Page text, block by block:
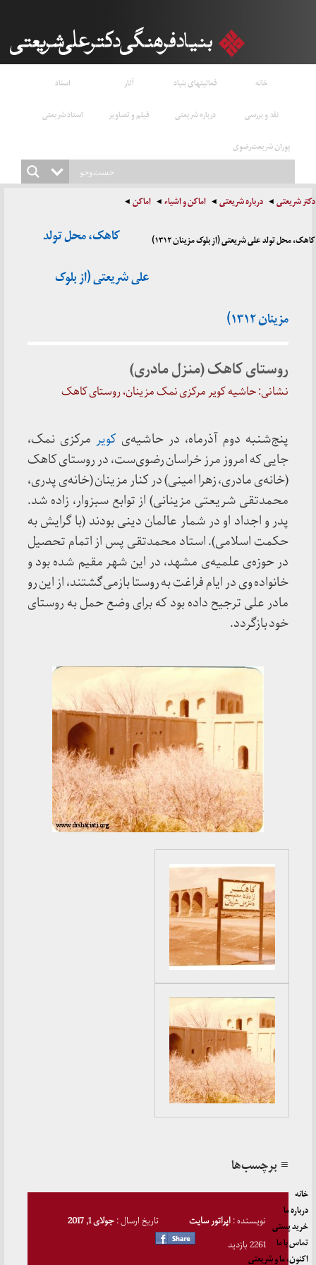
خانه فعالیتهای بنیاد آثار
اسناد
نقد و بررسی
درباره شریعتی فیلم و تصاویر
استاد شریعتی
پوران شریعت‌رضوی
دکتر شریعتی درباره شریعتی اماکن و اشیاء اماکن
کاهک، محل تولد علی شریعتی (از بلوک مزینان ۱۳۱۲)
کاهک، محل تولد
علی شریعتی (از بلوک
مزینان ۱۳۱۲)
روستای کاهک (منزل مادری)
نشانی: حاشیه کویر مرکزی نمک مزینان، روستای کاهک
پنج‌شنبه دوم آذرماه، در حاشیه‌یکویر مرکزی نمک،
جایی که امروز مرز خراسان رضوی‌ست، در روستای کاهک
(خانه‌ی مادری، زهرا امینی) در کنار مزینان (خانه‌ی پدری،
محمدتقی شریعتی مزینانی) از توابع سبزوار، زاده شد.
پدر و اجداد او در شمار عالمان دینی بودند (با گرایش به
حکمت اسلامی). استاد محمدتقی پس از اتمام تحصیل
در حوزه‌ی علمیه‌ی مشهد، در این شهر مقیم شده بود و
خانواده وی در ایام فراغت به روستا بازمی‌گشتند، از این رو
مادر علی ترجیح داده بود که برای وضع حمل به روستای
خود بازگردد.
≡ برچسب‌ها
نویسنده :اپراتور سایت تاریخ ارسال :جولای 1, 2017
2261 بازدید
خانه
درباره ما
خرید پستی
تماس با ما
اکنون، ما و شریعتی